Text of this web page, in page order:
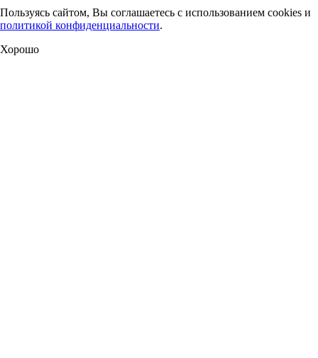
Пользуясь сайтом, Вы соглашаетесь с использованием cookies и
политикой конфиденциальности.
Хорошо